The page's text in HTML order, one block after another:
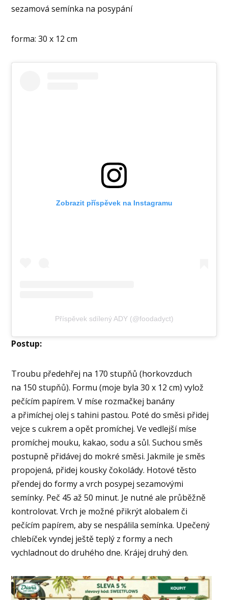
sezamová semínka na posypání
forma: 30 x 12 cm
Zobrazit příspěvek na Instagramu
Příspěvek sdílený ADY (@foodadyct)
Postup:
Troubu předehřej na 170 stupňů (horkovzduch
na 150 stupňů). Formu (moje byla 30 x 12 cm) vylož
pečícím papírem. V míse rozmačkej banány
a přimíchej olej s tahini pastou. Poté do směsi přidej
vejce s cukrem a opět promíchej. Ve vedlejší míse
promíchej mouku, kakao, sodu a sůl. Suchou směs
postupně přidávej do mokré směsi. Jakmile je směs
propojená, přidej kousky čokolády. Hotové těsto
přendej do formy a vrch posypej sezamovými
semínky. Peč 45 až 50 minut. Je nutné ale průběžně
kontrolovat. Vrch je možné přikrýt alobalem či
pečícím papírem, aby se nespálila semínka. Upečený
chlebíček vyndej ještě teplý z formy a nech
vychladnout do druhého dne. Krájej druhý den.